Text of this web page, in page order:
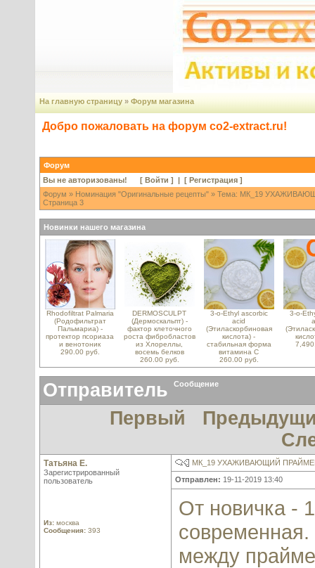
На главную страницу » Форум магазина
Добро пожаловать на форум co2-extract.ru!
Форум
Вы не авторизованы! [ Войти ] | [ Регистрация ]
Форум » Номинация "Оригинальные рецепты" » Тема: МК_19
Страница 3
Новинки нашего магазина
Rhodofiltrat Palmaria
(Родофильтрат
Пальмариа) -
протектор псориаза
и венотоник
290.00 руб.
DERMOSCULPT
(Дермоскальпт) -
фактор клеточного
роста фибробластов
из Хлореллы,
восемь белков
260.00 руб.
3-o-Ethyl ascorbic
acid
(Этиласкорбиновая
кислота) -
стабильная форма
витамина С
260.00 руб.
3-o-
Отправитель Сообщение
Первый
Татьяна Е.
Зарегистрированный
пользователь
Из: москва
Сообщения: 393
МК_19 УХАЖИВАЮЩИЙ
Отправлен: 19-11-2019 13:40
От новичка -
современная.
между